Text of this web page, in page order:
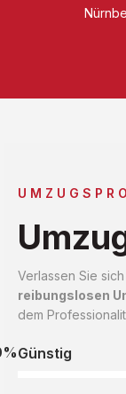
Verlassen Sie
reibungslosen
dem
Günstig